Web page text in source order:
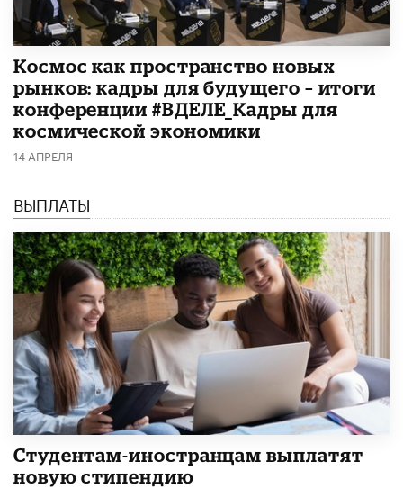
Космос как пространство новых
рынков: кадры для будущего – итоги
конференции #ВДЕЛЕ_Кадры для
космической экономики
14 АПРЕЛЯ
ВЫПЛАТЫ
Студентам-иностранцам выплатят
новую стипендию